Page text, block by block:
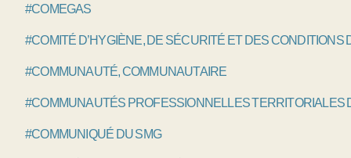
#COMEGAS
#COMITÉ D’HYGIÈNE, DE SÉCURITÉ ET DES CONDITIONS
#COMMUNAUTÉ, COMMUNAUTAIRE
#COMMUNAUTÉS PROFESSIONNELLES TERRITORIALES
#COMMUNIQUÉ DU SMG